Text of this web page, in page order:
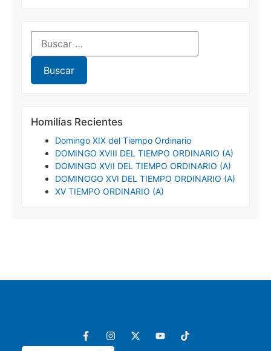
Homilías Recientes
Domingo XIX del Tiempo Ordinario
DOMINGO XVIII DEL TIEMPO ORDINARIO (A)
DOMINGO XVII DEL TIEMPO ORDINARIO (A)
DOMINOGO XVI DEL TIEMPO ORDINARIO (A)
XV TIEMPO ORDINARIO (A)